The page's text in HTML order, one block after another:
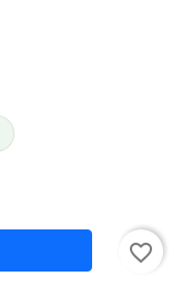
favorite_border